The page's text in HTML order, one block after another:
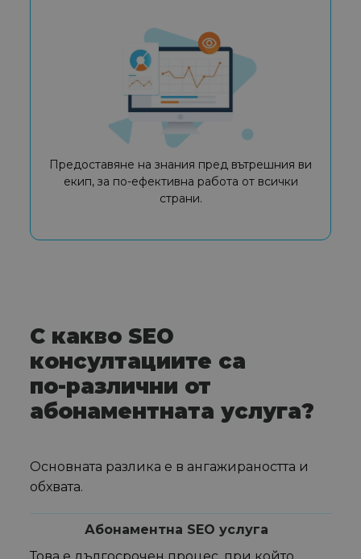
Предоставяне на знания пред вътрешния ви
екип, за по-ефективна работа от всички
страни.
С какво SEO
консултациите са
по-различни от
абонаментната услуга?
Основната разлика е в ангажираността и
обхвата.
Абонаментна SEO услуга